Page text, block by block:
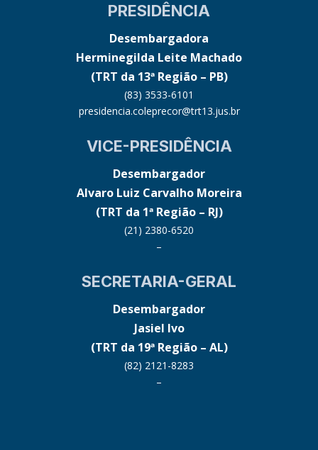
PRESIDÊNCIA
Desembargadora
Herminegilda Leite Machado
(TRT da 13ª Região – PB)
(83) 3533-6101
presidencia.coleprecor@trt13.jus.br
VICE-PRESIDÊNCIA
Desembargador
Alvaro Luiz Carvalho Moreira
(TRT da 1ª Região – RJ)
(21) 2380-6520
–
SECRETARIA-GERAL
Desembargador
Jasiel Ivo
(TRT da 19ª Região – AL)
(82) 2121-8283
–